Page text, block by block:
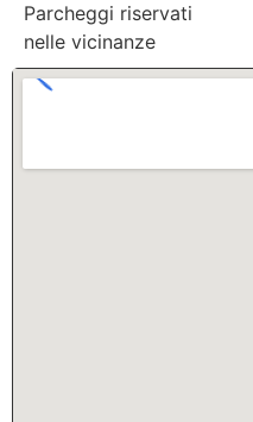
Parcheggi riservati
nelle vicinanze